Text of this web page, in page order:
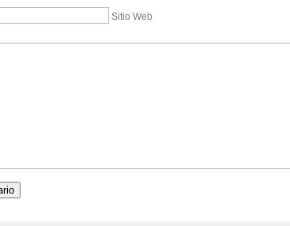
Sitio Web